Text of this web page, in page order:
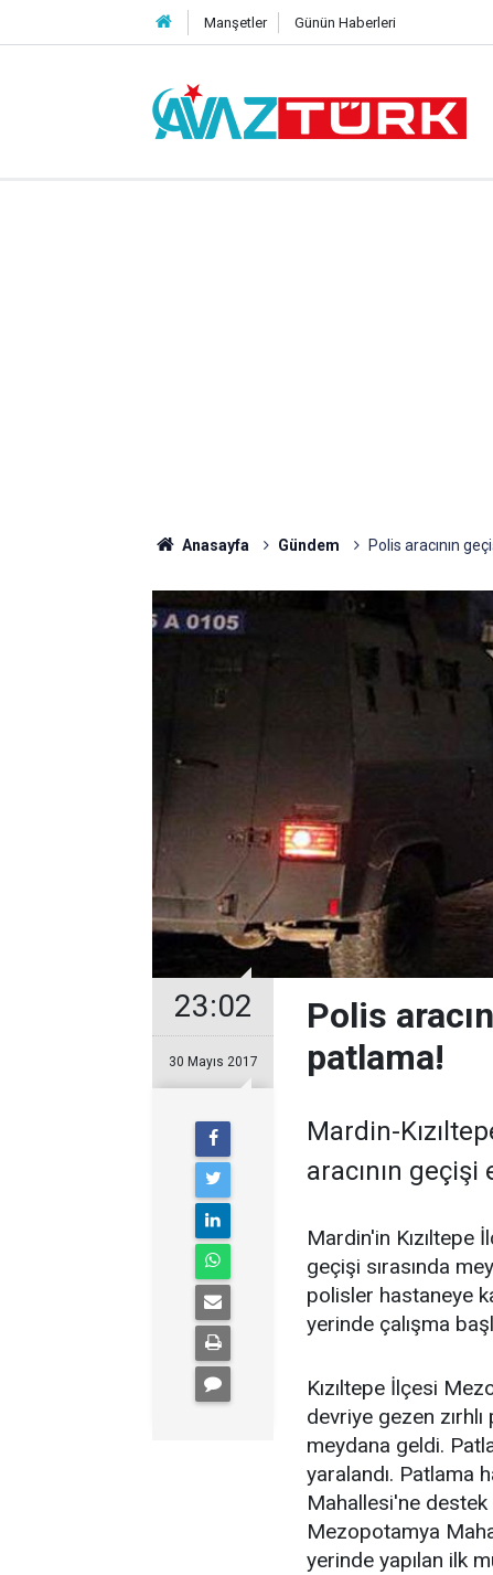
Manşetler Günün Haberleri
Anasayfa Gündem Polis aracının
23:02
30 Mayıs 2017
Polis
patlama!
Mardin-
aracının
Mardin'in Kızıltepe
geçişi sırasında
polisler hastaneye
yerinde çalışma
Kızıltepe İlçesi
devriye gezen zırhlı
meydana geldi.
yaralandı. Patlama
Mahallesi'ne destek
Mezopotamya
yerinde yapılan ilk